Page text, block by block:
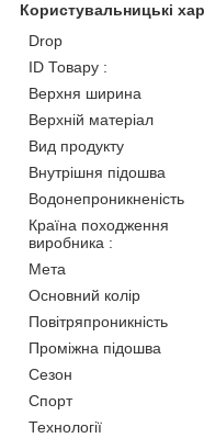
Користувальницькі
Drop
ID Товару :
Верхня ширина
Верхній матеріал
Вид продукту
Внутрішня підошва
Водонепроникненість
Країна походження
виробника :
Мета
Основний колір
Повітряпроникність
Проміжна підошва
Сезон
Спорт
Технології